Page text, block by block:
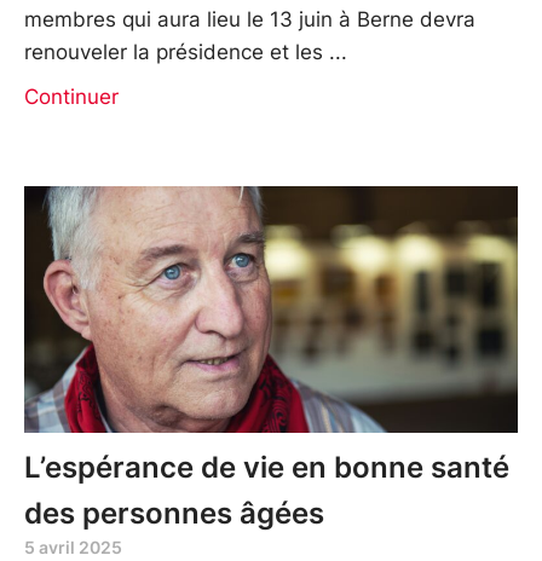
membres qui aura lieu le 13 juin à Berne devra
renouveler la présidence et les
Continuer
L’espérance de vie en bonne santé
des personnes âgées
5 avril 2025